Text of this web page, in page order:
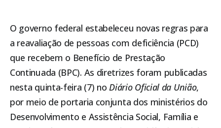
O governo federal estabeleceu novas regras para
a reavaliação de pessoas com deficiência (PCD)
que recebem o Benefício de Prestação
Continuada (BPC). As diretrizes foram publicadas
nesta quinta-feira (7) noDiário Oficial da União,
por meio de portaria conjunta dos ministérios do
Desenvolvimento e Assistência Social, Família e